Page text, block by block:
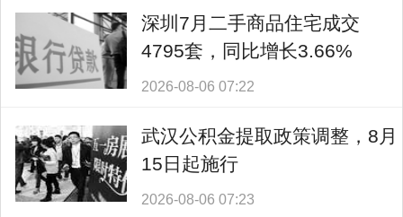
深圳7月二手商品住宅成交
4795套，同比增长3.66%
2026-08-06 07:22
武汉公积金提取政策调整，8月
15日起施行
2026-08-06 07:23